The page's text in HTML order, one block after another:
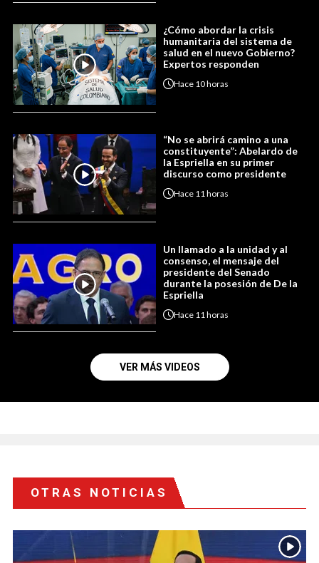
¿Cómo abordar la crisis
humanitaria del sistema de
salud en el nuevo Gobierno?
Expertos responden
Hace 10 horas
“No se abrirá camino a una
constituyente”: Abelardo de
la Espriella en su primer
discurso como presidente
Hace 11 horas
Un llamado a la unidad y al
consenso, el mensaje del
presidente del Senado
durante la posesión de De la
Espriella
Hace 11 horas
VER MÁS VIDEOS
OTRAS NOTICIAS